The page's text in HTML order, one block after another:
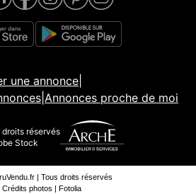
une annonce
Annonces proche de moi
réservés
Stock
| Tous droits réservés
photos | Fotolia